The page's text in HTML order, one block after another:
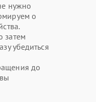
нужно
о
затем
убедиться
до